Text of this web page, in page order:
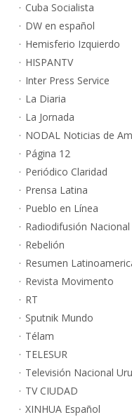
Cuba Socialista
DW en español
Hemisferio Izquierdo
HISPANTV
Inter Press Service
La Diaria
La Jornada
NODAL Noticias de
Página 12
Periódico Claridad
Prensa Latina
Pueblo en Línea
Radiodifusión
Rebelión
Resumen
Revista Movimento
RT
Sputnik Mundo
Télam
TELESUR
Televisión Nacional
TV CIUDAD
XINHUA Español